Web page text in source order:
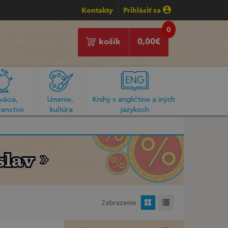
Kontakty Prihlásiť sa
0
0,00€
košík
Umenie,
kultúra
Knihy v angličtine a iných
jazykoch
Zobrazenie